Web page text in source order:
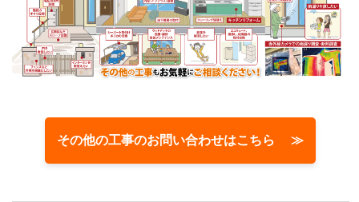
その他の工事のお問い合わせはこちら ≫